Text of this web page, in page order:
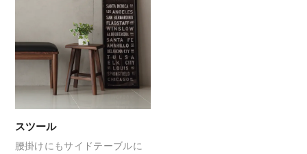
スツール
腰掛けにもサイドテーブルに